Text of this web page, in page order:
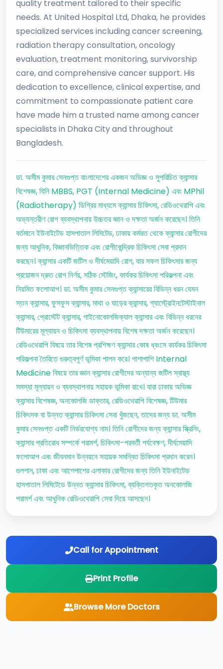
quality treatment tailored to their specific
needs. At United Hospital Ltd, Dhaka, he provides
specialized services including cancer screening,
radiation therapy consultation, oncology
evaluation, treatment monitoring, survivorship
care, and comprehensive cancer support. His
dedication to excellence, clinical expertise, and
commitment to compassionate patient care
have made him a trusted name among cancer
specialists in Dhaka City and throughout
Bangladesh.
ডা. অসীম কুমার সেনগুপ্ত বাংলাদেশের একজন অভিজ্ঞ ও সুপরিচিত ক্যান্সার
বিশেষজ্ঞ, যিনি MBBS, PGT (Internal Medicine) এবং MPhil
(Radiotherapy) ডিগ্রির মাধ্যমে ক্যান্সার চিকিৎসা, রেডিওথেরাপি এবং
অভ্যন্তরীণ রোগ ব্যবস্থাপনায় উচ্চতর জ্ঞান ও দক্ষতা অর্জন করেছেন। তিনি
বর্তমানে ইউনাইটেড হাসপাতাল লিমিটেড, ঢাকায় কর্মরত থেকে ক্যান্সার রোগীদের
জন্য আধুনিক, বিজ্ঞানভিত্তিক এবং রোগীকেন্দ্রিক চিকিৎসা সেবা প্রদান
করছেন। ক্যান্সার একটি জটিল ও দীর্ঘমেয়াদি রোগ, যার সফল চিকিৎসার জন্য
প্রয়োজন দ্রুত রোগ নির্ণয়, সঠিক স্টেজিং, কার্যকর চিকিৎসা পরিকল্পনা এবং
নিয়মিত ফলোআপ। ডা. অসীম কুমার সেনগুপ্ত ক্যান্সারের বিভিন্ন ধরন যেমন
স্তন ক্যান্সার, ফুসফুস ক্যান্সার, মাথা ও ঘাড়ের ক্যান্সার, গ্যাস্ট্রোইনটেস্টাইনাল
ক্যান্সার, প্রোস্টেট ক্যান্সার, গাইনোকোলজিক্যাল ক্যান্সার এবং বিভিন্ন ধরনের
টিউমারের মূল্যায়ন ও চিকিৎসা ব্যবস্থাপনায় বিশেষ দক্ষতা অর্জন করেছেন।
রেডিওথেরাপি বিষয়ে তার বিশেষ প্রশিক্ষণ ক্যান্সার কোষ ধ্বংসে কার্যকর চিকিৎসা
পরিকল্পনা তৈরিতে গুরুত্বপূর্ণ ভূমিকা পালন করে। পাশাপাশি Internal
Medicine বিষয়ে তার জ্ঞান ক্যান্সার রোগীদের অন্যান্য জটিল স্বাস্থ্য
সমস্যা মূল্যায়ন ও ব্যবস্থাপনায় সহায়ক ভূমিকা রাখে। যারা ঢাকায় অভিজ্ঞ
ক্যান্সার বিশেষজ্ঞ, অনকোলজি ডাক্তার, রেডিওথেরাপি বিশেষজ্ঞ, টিউমার
চিকিৎসক বা উন্নত ক্যান্সার চিকিৎসা সেবা খুঁজছেন, তাদের জন্য ডা. অসীম
কুমার সেনগুপ্ত একটি নির্ভরযোগ্য নাম। তিনি রোগীদের জন্য ক্যান্সার স্ক্রিনিং,
ক্যান্সার প্রতিরোধ সম্পর্কে পরামর্শ, চিকিৎসা-পরবর্তী পর্যবেক্ষণ, দীর্ঘমেয়াদি
ফলোআপ এবং জীবনমান উন্নয়নে সহায়ক সমন্বিত চিকিৎসা প্রদান করেন।
গুলশান, ঢাকা এবং আশেপাশের এলাকার রোগীদের জন্য তিনি ইউনাইটেড
হাসপাতাল লিমিটেডে উন্নত ক্যান্সার চিকিৎসা, ব্যক্তিগতকৃত অনকোলজি
পরামর্শ এবং আধুনিক রেডিওথেরাপি সেবা দিয়ে আসছেন।
Call for Appointment
Print Profile
Browse More Doctors